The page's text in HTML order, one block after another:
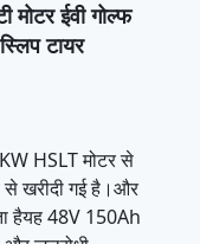
मोटर ईवी गोल्फ
टायर
HSLT मोटर से
से खरीदी गई है।और
हैयह 48V 150Ah